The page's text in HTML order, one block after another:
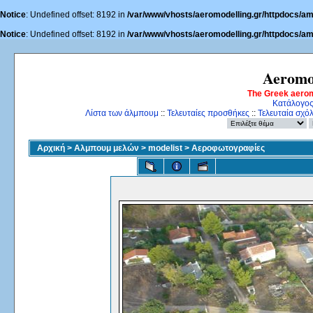
Notice: Undefined offset: 8192 in /var/www/vhosts/aeromodelling.gr/httpdocs/
Notice: Undefined offset: 8192 in /var/www/vhosts/aeromodelling.gr/httpdocs/
The Greek
Κατάλογος
Λίστα των άλμπουμ :: Τελευταίες προσθήκες :: Τελευταία
Αρχική > Αλμπουμ μελών > modelist > Αεροφωτογραφίες